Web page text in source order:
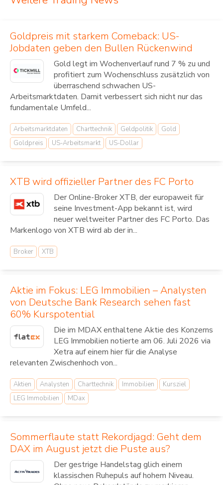
Goldpreis mit starkem Comeback: US-
Jobdaten geben den Bullen Rückenwind
Gold legt im Wochenverlauf rund 7 % zu und
profitiert zum Wochenschluss zusätzlich von
überraschend schwachen US-
Arbeitsmarktdaten. Damit verbessert sich nicht nur das
fundamentale Umfeld...
Arbeitsmarktdaten Charttechnik Geldpolitik
Gold
Goldpreis
US-Arbeitsmarkt US-Dollar
XTB wird offizieller Partner des FC Porto
Der Online-Broker XTB, der europaweit für
seine Investment-App bekannt ist, wird
neuer weltweiter Partner des FC Porto. Das
Markenlogo von XTB wird ab der in...
Broker XTB
Aktie im Fokus: LEG Immobilien – Analysten
von Deutsche Bank Research sehen fast
60% Kurspotential
Die im MDAX enthaltene Aktie des Konzerns
LEG Immobilien notierte am 06. Juli 2026 via
Xetra auf einem hier für die Analyse
relevanten Zwischenhoch von...
Aktien Analysten Charttechnik Immobilien
Kursziel
LEG Immobilien
MDax
Sommerflaute statt Rekordjagd: Geht dem
DAX im August jetzt die Puste aus?
Der gestrige Handelstag glich einem
klassischen Ruhepuls auf hohem Niveau.